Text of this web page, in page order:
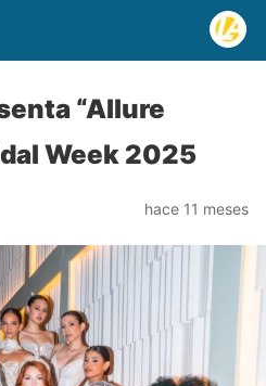
“Allure
Week 2025
hace 11 meses